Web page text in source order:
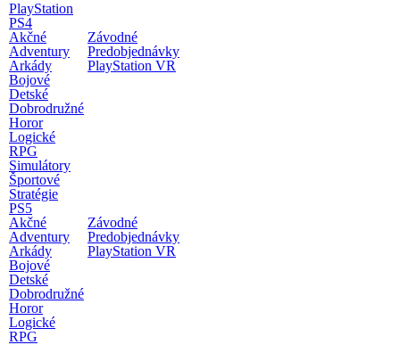
PlayStation
PS4
Akčné
Adventury
Arkády
Bojové
Detské
Dobrodružné
Horor
Logické
RPG
Simulátory
Športové
Stratégie
Závodné
Predobjednávky
PlayStation VR
PS5
Akčné
Adventury
Arkády
Bojové
Detské
Dobrodružné
Horor
Logické
RPG
Závodné
Predobjednávky
PlayStation VR